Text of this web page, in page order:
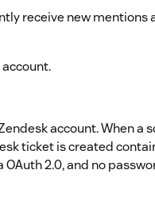
receive new mentions
account. When a
ticket is created
2.0, and no